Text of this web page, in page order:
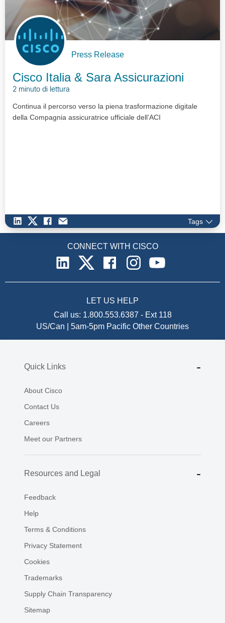
Press Release
Cisco Italia & Sara Assicurazioni
2 minuto di lettura
Continua il percorso verso la piena trasformazione digitale
della Compagnia assicuratrice ufficiale dell’ACI
Tags
CONNECT WITH CISCO
LET US HELP
Call us: 1.800.553.6387 - Ext 118
US/Can | 5am-5pm Pacific Other Countries